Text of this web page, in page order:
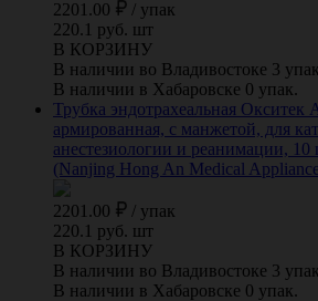
2201.00 / упак
220.1 руб. шт
В КОРЗИНУ
В наличии во Владивостоке 3
В наличии в Хабаровске 0 упак.
Трубка эндотрахеальная
армированная, с манжетой, для
анестезиологии и реанимации,
(Nanjing Hong An Medical
2201.00 / упак
220.1 руб. шт
В КОРЗИНУ
В наличии во Владивостоке 3
В наличии в Хабаровске 0 упак.